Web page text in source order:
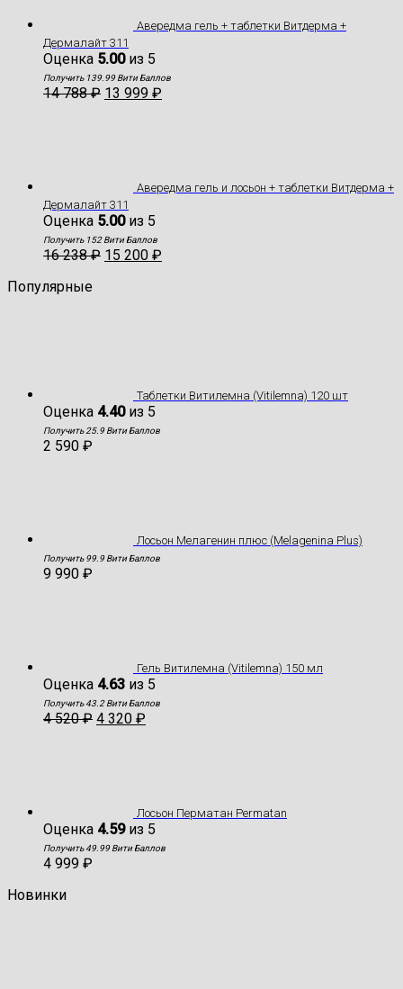
Авередма гель + таблетки Витдерма +
Дермалайт 311
Оценка 5.00из 5
Получить 139.99 Вити Баллов
14 788₽ 13 999 ₽
Авередма гель и лосьон + таблетки Витдерма +
Дермалайт 311
Оценка 5.00из 5
Получить 152 Вити Баллов
16 238₽ 15 200 ₽
Популярные
Таблетки Витилемна (Vitilemna) 120 шт
Оценка 4.40из 5
Получить 25.9 Вити Баллов
2 590 ₽
Лосьон Мелагенин плюс (Melagenina Plus)
Получить 99.9 Вити Баллов
9 990 ₽
Гель Витилемна (Vitilemna) 150 мл
Оценка 4.63 из 5
Получить 43.2 Вити Баллов
4 520₽ 4 320 ₽
Лосьон Перматан Permatan
Оценка 4.59из 5
Получить 49.99 Вити Баллов
4 999 ₽
Новинки